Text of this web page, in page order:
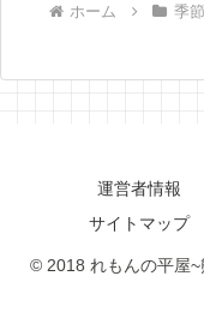
ホーム 季
運営者情報
サイトマップ
© 2018 れもんの平屋~